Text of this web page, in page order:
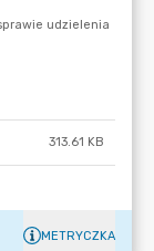
313.61 KB
METRYCZKA